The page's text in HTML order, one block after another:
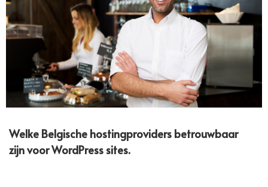
Welke Belgische hostingproviders betrouwbaar
zijn voor WordPress sites.​